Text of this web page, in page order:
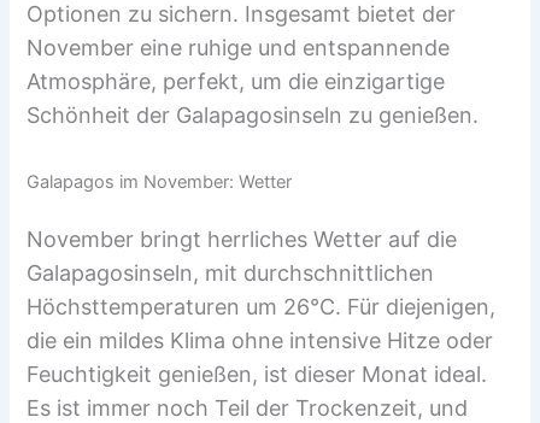
Optionen zu sichern. Insgesamt bietet der
November eine ruhige und entspannende
Atmosphäre, perfekt, um die einzigartige
Schönheit der Galapagosinseln zu genießen.
Galapagos im November: Wetter
November bringt herrliches Wetter auf die
Galapagosinseln, mit durchschnittlichen
Höchsttemperaturen um 26°C. Für diejenigen,
die ein mildes Klima ohne intensive Hitze oder
Feuchtigkeit genießen, ist dieser Monat ideal.
Es ist immer noch Teil der Trockenzeit, und